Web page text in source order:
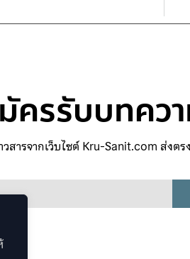
ครรับบทคว
สารจากเว็บไซต์ Kru-Sanit.com ส่งต